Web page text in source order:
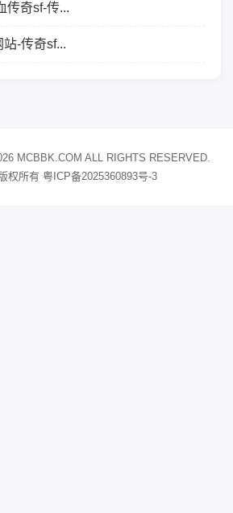
传奇sf-传...
-传奇sf...
MCBBK.COM ALL RIGHTS RESERVED.
权所有 粤ICP备2025360893号-3